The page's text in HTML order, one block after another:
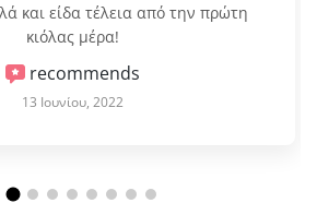
είδα τέλεια από την πρώτη
μέρα!
2022